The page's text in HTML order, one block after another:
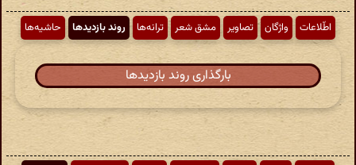
اطّلاعات واژگان تصاویر مشق شعر ترانه‌ها روند بازدیدها حاشیه‌ها
بارگذاری روند بازدیدها